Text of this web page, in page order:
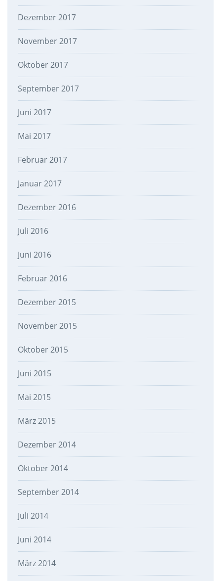
Dezember 2017
November 2017
Oktober 2017
September 2017
Juni 2017
Mai 2017
Februar 2017
Januar 2017
Dezember 2016
Juli 2016
Juni 2016
Februar 2016
Dezember 2015
November 2015
Oktober 2015
Juni 2015
Mai 2015
März 2015
Dezember 2014
Oktober 2014
September 2014
Juli 2014
Juni 2014
März 2014